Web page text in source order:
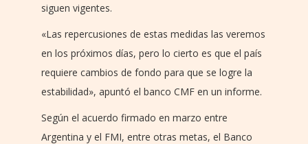
siguen vigentes.
«Las repercusiones de estas medidas las veremos
en los próximos días, pero lo cierto es que el país
requiere cambios de fondo para que se logre la
estabilidad», apuntó el banco CMF en un informe.
Según el acuerdo firmado en marzo entre
Argentina y el FMI, entre otras metas, el Banco